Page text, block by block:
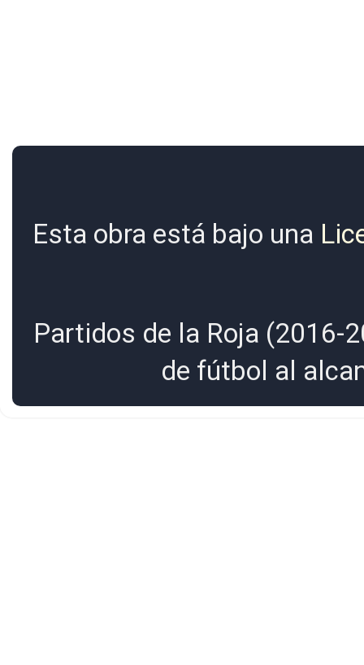
Esta obra está bajo una
Partidos de la Roja (2016-
de fútbol al